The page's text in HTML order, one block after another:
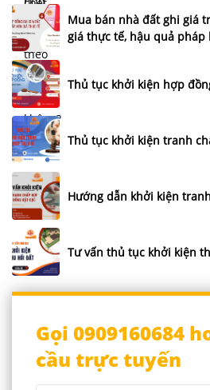
Mua bán nhà đất ghi giá
giá thực tế, hậu quả pháp
Thủ tục khởi kiện hợp
Thủ tục khởi kiện tranh
Hướng dẫn khởi kiện
Tư vấn thủ tục khởi kiện
Gọi 0909160684
cầu trực tuyến